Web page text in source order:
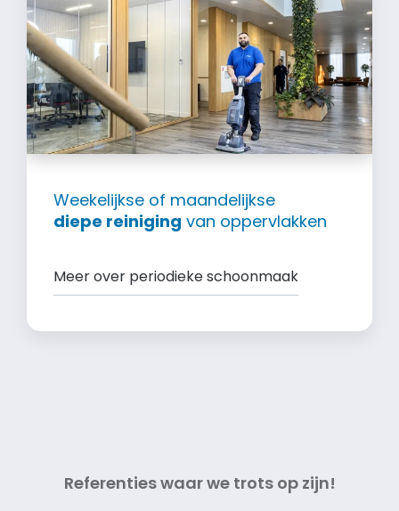
Weekelijkse of maandelijkse
diepe reiniging van oppervlakken
Meer over periodieke schoonmaak
Referenties waar we trots op zijn!